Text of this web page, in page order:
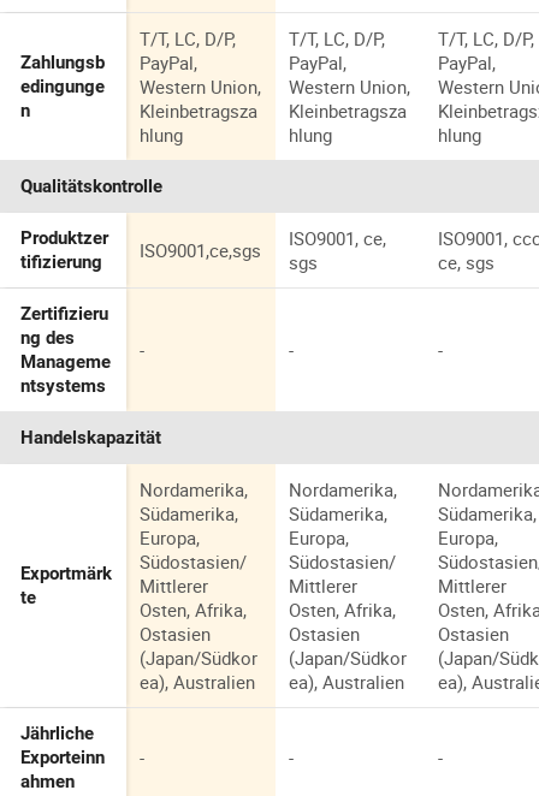
Zahlungsb
edingunge
n
T/T, LC, D/P,
PayPal,
Western Union,
Kleinbetragsza
hlung
T/T, LC, D/P,
PayPal,
Western Union,
Kleinbetragsza
hlung
T/T, LC, D/P,
PayPal,
Western
hlung
Qualitätskontrolle
Produktzer
tifizierung
ISO9001,ce,sgs
ISO9001, ce,
sgs
ISO9001,
ce, sgs
Zertifizieru
ng des
Manageme
ntsystems
- - -
Handelskapazität
Exportmärk
te
Nordamerika,
Südamerika,
Europa,
Südostasien/
Mittlerer
Osten, Afrika,
Ostasien
(Japan/Südkor
ea), Australien
Nordamerika,
Südamerika,
Europa,
Südostasien/
Mittlerer
Osten, Afrika,
Ostasien
(Japan/Südkor
ea), Australien
Südamerika,
Europa,
Mittlerer
Osten,
Ostasien
(Japan/
ea),
Jährliche
Exporteinn
ahmen
- - -